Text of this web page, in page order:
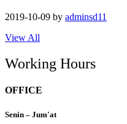
2019-10-09 by adminsd11
View All
Working Hours
OFFICE
Senin – Jum'at